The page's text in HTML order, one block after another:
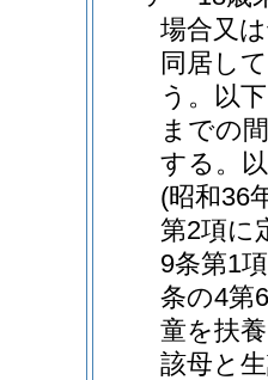
場合又
同居し
う。以
までの
する。
(昭和36
第2項に
9条第1
条の4第
童を扶
該母と